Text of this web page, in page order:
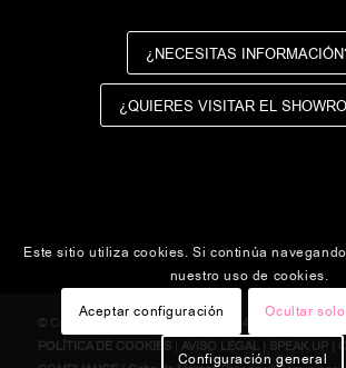
¿NECESITAS
¿QUIERES VISITAR EL
© Copyright - Grass Iberia | T 946 66 44 10
POLÍTICA DE COOKIES| AVISO LEGAL SPEAK UP|
Este sitio utiliza cookies. Si continúa
nuestro uso de cookies.
Aceptar configuración Ocultar
Configuración general